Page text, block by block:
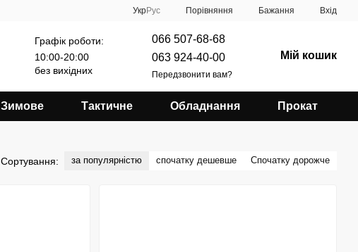
УкрРус Порівняння Бажання Вхід
Графік роботи:
10:00-20:00
без вихідних
066 507-68-68
063 924-40-00
Передзвонити вам?
Мій кошик
Зимове Тактичне Обладнання Прокат
Сортування: за популярністю спочатку дешевше Спочатку дорожче